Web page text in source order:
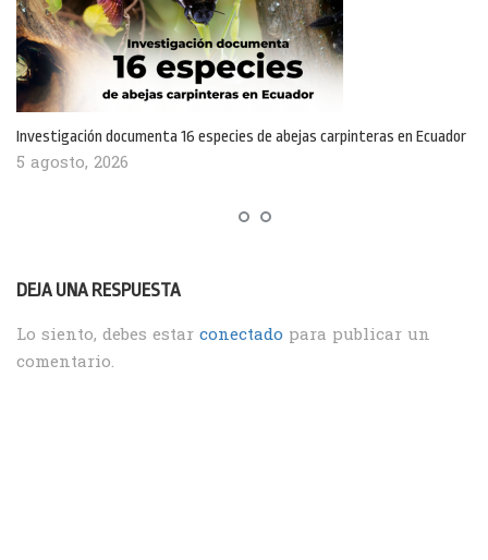
Investigación documenta 16 especies de abejas carpinteras en Ecuador
5 agosto, 2026
DEJA UNA RESPUESTA
Lo siento, debes estar conectado para publicar un
comentario.